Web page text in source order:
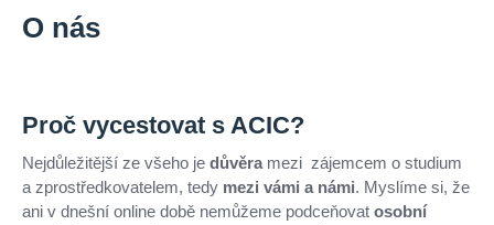
O nás
Proč vycestovat s ACIC?
Nejdůležitější ze všeho je důvěra mezi zájemcem o studium
a zprostředkovatelem, tedy mezi vámi a námi. Myslíme si, že
ani v dnešní online době nemůžeme podceňovat osobní